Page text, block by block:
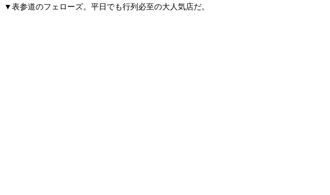
▼表参道のフェローズ。平日でも行列必至の大人気店だ。